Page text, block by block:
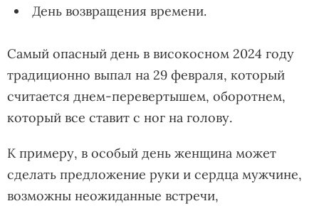
День возвращения времени.
Самый опасный день в високосном 2024 году
традиционно выпал на 29 февраля, который
считается днем-перевертышем, оборотнем,
который все ставит с ног на голову.
К примеру, в особый день женщина может
сделать предложение руки и сердца мужчине,
возможны неожиданные встречи,